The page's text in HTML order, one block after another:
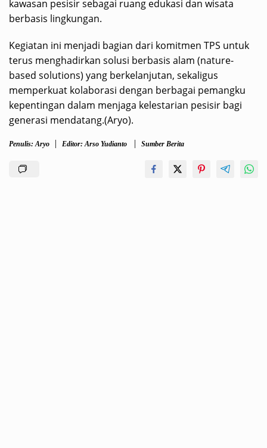
kawasan pesisir sebagai ruang edukasi dan wisata
berbasis lingkungan.
Kegiatan ini menjadi bagian dari komitmen TPS untuk
terus menghadirkan solusi berbasis alam (nature-
based solutions) yang berkelanjutan, sekaligus
memperkuat kolaborasi dengan berbagai pemangku
kepentingan dalam menjaga kelestarian pesisir bagi
generasi mendatang.(Aryo).
Penulis: Aryo Editor: Arso Yudianto Sumber Berita